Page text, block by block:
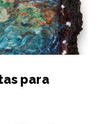
para